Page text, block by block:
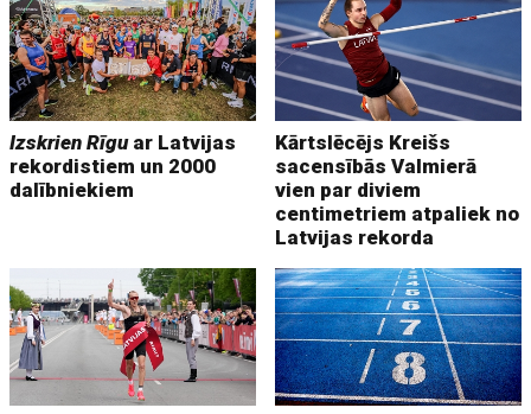
Izskrien Rīguar Latvijas
rekordistiem un 2000
dalībniekiem
Kārtslēcējs Kreišs
sacensībās Valmierā
vien par diviem
centimetriem atpaliek no
Latvijas rekorda